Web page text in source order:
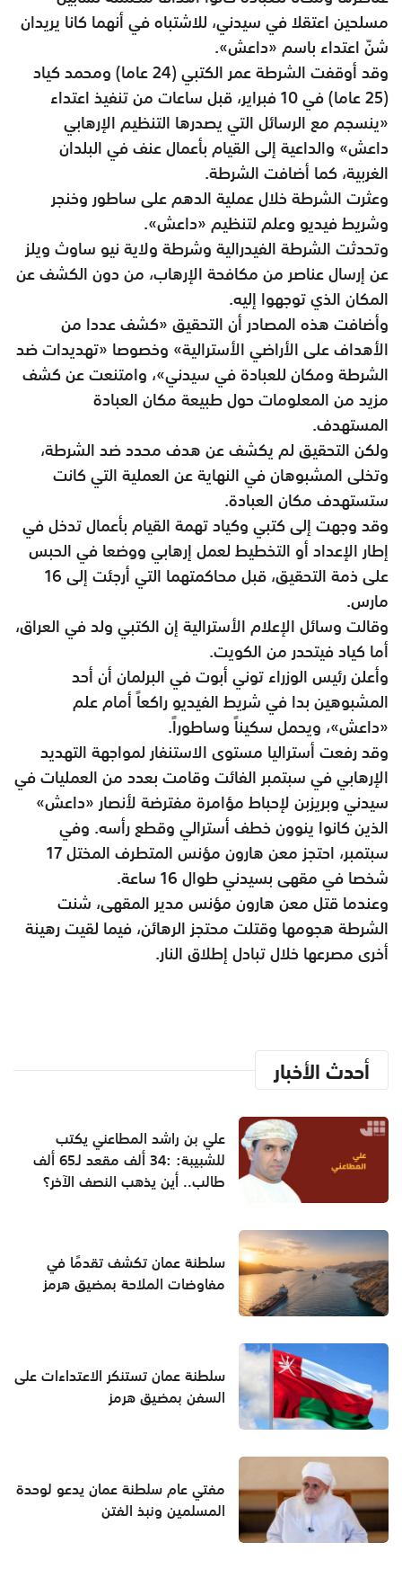
مسلحين اعتقلا في سيدني، للاشتباه في أنهما كانا يريدان
شنّ اعتداء باسم «داعش».
وقد أوقفت الشرطة عمر الكتبي (24 عاما) ومحمد كياد
(25 عاما) في 10 فبراير، قبل ساعات من تنفيذ اعتداء
«ينسجم مع الرسائل التي يصدرها التنظيم الإرهابي
داعش» والداعية إلى القيام بأعمال عنف في البلدان
الغربية، كما أضافت الشرطة.
وعثرت الشرطة خلال عملية الدهم على ساطور وخنجر
وشريط فيديو وعلم لتنظيم «داعش».
وتحدثت الشرطة الفيدرالية وشرطة ولاية نيو ساوث ويلز
عن إرسال عناصر من مكافحة الإرهاب، من دون الكشف عن
المكان الذي توجهوا إليه.
وأضافت هذه المصادر أن التحقيق «كشف عددا من
الأهداف على الأراضي الأسترالية» وخصوصا «تهديدات ضد
الشرطة ومكان للعبادة في سيدني»، وامتنعت عن كشف
مزيد من المعلومات حول طبيعة مكان العبادة
المستهدف.
ولكن التحقيق لم يكشف عن هدف محدد ضد الشرطة،
وتخلى المشبوهان في النهاية عن العملية التي كانت
ستستهدف مكان العبادة.
وقد وجهت إلى كتبي وكياد تهمة القيام بأعمال تدخل في
إطار الإعداد أو التخطيط لعمل إرهابي ووضعا في الحبس
على ذمة التحقيق، قبل محاكمتهما التي أرجئت إلى 16
مارس.
وقالت وسائل الإعلام الأسترالية إن الكتبي ولد في العراق،
أما كياد فيتحدر من الكويت.
وأعلن رئيس الوزراء توني أبوت في البرلمان أن أحد
المشبوهين بدا في شريط الفيديو راكعاً أمام علم
«داعش»، ويحمل سكيناً وساطوراً.
وقد رفعت أستراليا مستوى الاستنفار لمواجهة التهديد
الإرهابي في سبتمبر الفائت وقامت بعدد من العمليات في
سيدني وبريزبن لإحباط مؤامرة مفترضة لأنصار «داعش»
الذين كانوا ينوون خطف أسترالي وقطع رأسه. وفي
سبتمبر، احتجز معن هارون مؤنس المتطرف المختل 17
شخصا في مقهى بسيدني طوال 16 ساعة.
وعندما قتل معن هارون مؤنس مدير المقهى، شنت
الشرطة هجومها وقتلت محتجز الرهائن، فيما لقيت رهينة
أخرى مصرعها خلال تبادل إطلاق النار.
أحدث الأخبار
علي بن راشد المطاعني يكتب
للشبيبة: :34 ألف مقعد لـ65 ألف
طالب.. أين يذهب النصف الآخر؟
سلطنة عمان تكشف تقدمًا في
مفاوضات الملاحة بمضيق هرمز
سلطنة عمان تستنكر الاعتداءات على
السفن بمضيق هرمز
مفتي عام سلطنة عمان يدعو لوحدة
المسلمين ونبذ الفتن